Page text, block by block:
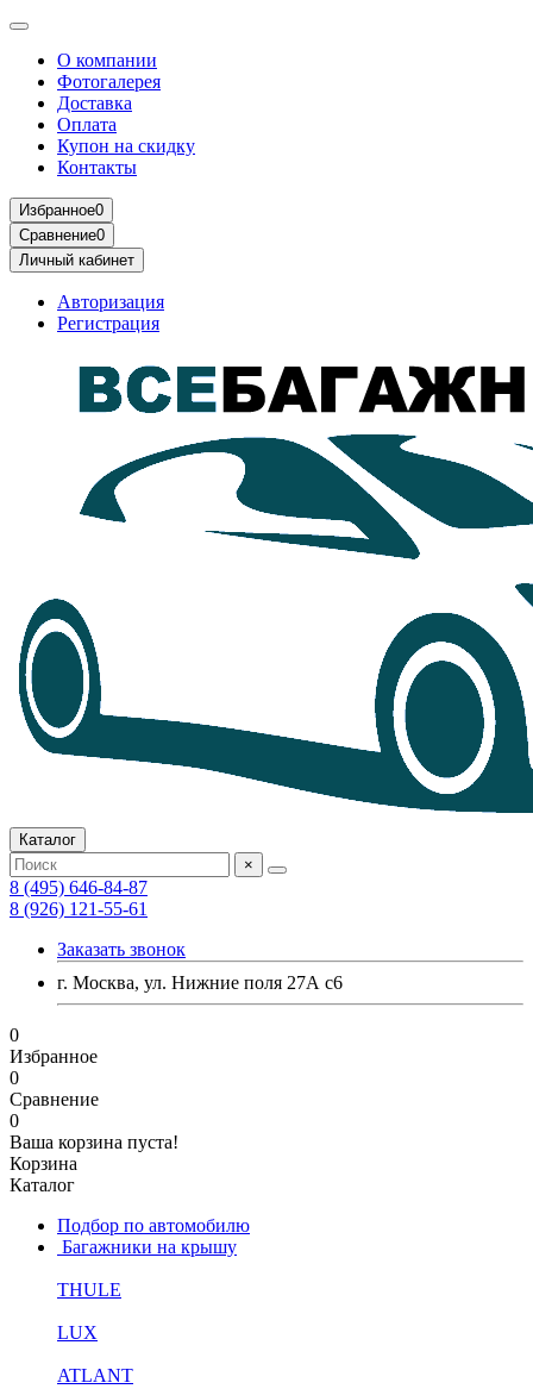
О компании
Фотогалерея
Доставка
Оплата
Купон на скидку
Контакты
Избранное0
Сравнение0
Личный кабинет
Авторизация
Регистрация
Каталог
×
8 (495) 646-84-87
8 (926) 121-55-61
Заказать звонок
г. Москва, ул. Нижние поля 27А с6
0
Избранное
0
Сравнение
0
Ваша корзина пуста!
Корзина
Каталог
Подбор по автомобилю
Багажники на крышу
THULE
LUX
ATLANT